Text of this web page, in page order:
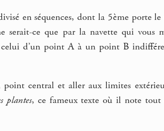
en séquences, dont la 5ème porte
serait-ce que par la navette qui vous
d’un point A à un point B
central et aller aux limites
plantes, ce fameux texte où il note